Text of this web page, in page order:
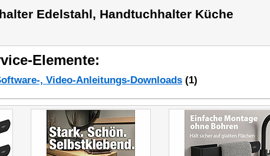
Edelstahl, Handtuchhalter Küche
Elemente:
, Video-Anleitungs-Downloads (1)